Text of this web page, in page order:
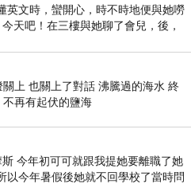
英文時，蠻開心，時不時地便與她嘮
天吧！在三樓與她聊了會兒，後，
撞到她，於是
上 也關上了對話 沸騰過的海水 終
再有起伏的鹽海
今年初可可就跟我提她要離職了她
以今年暑假後她就不回學校了當時問